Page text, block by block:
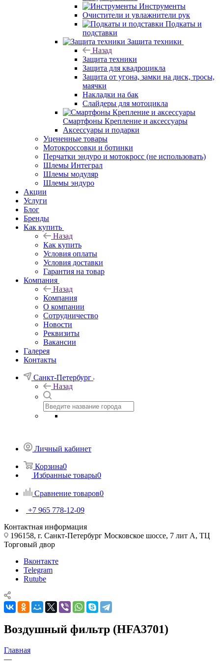
Инструменты
Очистители и увлажнители рук
Подкаты и
подставки
Защита техники
Назад
Защита техники
Защита для квадроцикла
Защита от угона, замки на диск, тросы,
маячки
Накладки на бак
Слайдеры для мотоцикла
Смартфоны Крепление и аксессуары
Аксессуары и подарки
Уцененные товары
Мотокроссовки и ботинки
Перчатки эндуро и мотокросс (не использовать)
Шлемы Интеграл
Шлемы модуляр
Шлемы эндуро
Акции
Услуги
Блог
Бренды
Как купить
Назад
Как купить
Условия оплаты
Условия доставки
Гарантия на товар
Компания
Назад
Компания
О компании
Сотрудничество
Новости
Реквизиты
Вакансии
Галерея
Контакты
Санкт-Петербург
Назад
Личный кабинет
Корзина0
Избранные товары0
Сравнение товаров0
+7 965 778-12-09
Контактная информация
196158, г. Санкт-Петербург Московское шоссе, 7 лит А, ТЦ
Торговый двор
Вконтакте
Telegram
Rutube
Воздушный фильтр (HFA3701)
Главная
—